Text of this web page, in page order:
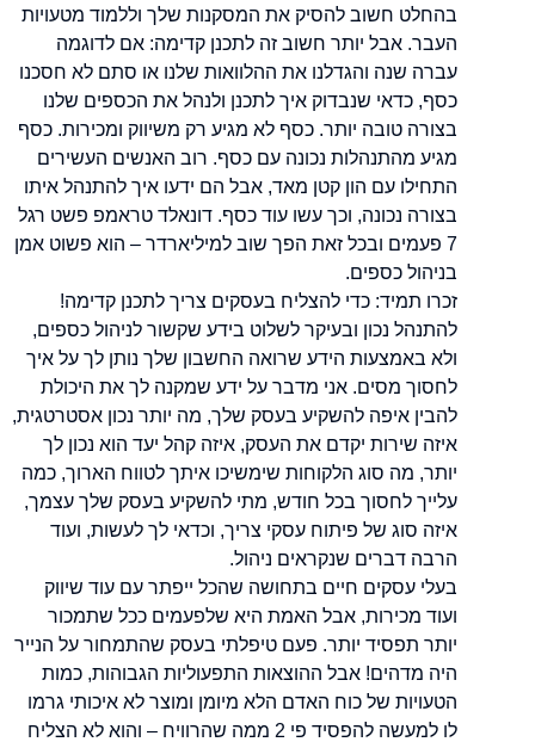
בהחלט חשוב להסיק את המסקנות שלך וללמוד מטעויות
העבר. אבל יותר חשוב זה לתכנן קדימה: אם לדוגמה
עברה שנה והגדלנו את ההלוואות שלנו או סתם לא חסכנו
כסף, כדאי שנבדוק איך לתכנן ולנהל את הכספים שלנו
בצורה טובה יותר. כסף לא מגיע רק משיווק ומכירות. כסף
מגיע מהתנהלות נכונה עם כסף. רוב האנשים העשירים
התחילו עם הון קטן מאד, אבל הם ידעו איך להתנהל איתו
בצורה נכונה, וכך עשו עוד כסף. דונאלד טראמפ פשט רגל
7 פעמים ובכל זאת הפך שוב למיליארדר – הוא פשוט אמן
בניהול כספים.
זכרו תמיד: כדי להצליח בעסקים צריך לתכנן קדימה!
להתנהל נכון ובעיקר לשלוט בידע שקשור לניהול כספים,
ולא באמצעות הידע שרואה החשבון שלך נותן לך על איך
לחסוך מסים. אני מדבר על ידע שמקנה לך את היכולת
להבין איפה להשקיע בעסק שלך, מה יותר נכון אסטרטגית,
איזה שירות יקדם את העסק, איזה קהל יעד הוא נכון לך
יותר, מה סוג הלקוחות שימשיכו איתך לטווח הארוך, כמה
עלייך לחסוך בכל חודש, מתי להשקיע בעסק שלך עצמך,
איזה סוג של פיתוח עסקי צריך, וכדאי לך לעשות, ועוד
הרבה דברים שנקראים ניהול.
בעלי עסקים חיים בתחושה שהכל ייפתר עם עוד שיווק
ועוד מכירות, אבל האמת היא שלפעמים ככל שתמכור
יותר תפסיד יותר. פעם טיפלתי בעסק שהתמחור על הנייר
היה מדהים! אבל ההוצאות התפעוליות הגבוהות, כמות
הטעויות של כוח האדם הלא מיומן ומוצר לא איכותי גרמו
לו למעשה להפסיד פי 2 ממה שהרוויח – והוא לא הצליח